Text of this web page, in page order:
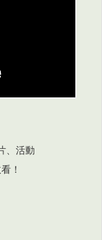
、活動
！